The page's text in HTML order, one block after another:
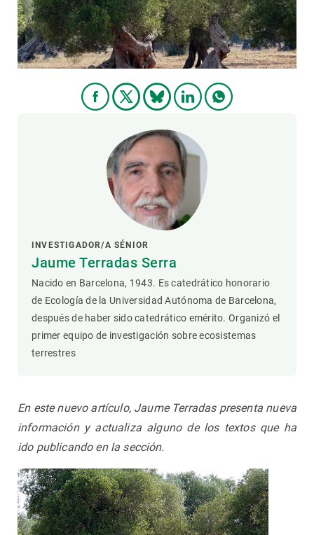
INVESTIGADOR/A SÉNIOR
Jaume Terradas Serra
Nacido en Barcelona, ​​1943. Es catedrático honorario
de Ecología de la Universidad Autónoma de Barcelona, ​​
después de haber sido catedrático emérito. Organizó el
primer equipo de investigación sobre ecosistemas
terrestres
En este nuevo artículo, Jaume Terradas presenta nueva
información y actualiza alguno de lostextos que ha
ido publicando en la sección.
PARTICIPA
NOTICIAS Y AGENDA